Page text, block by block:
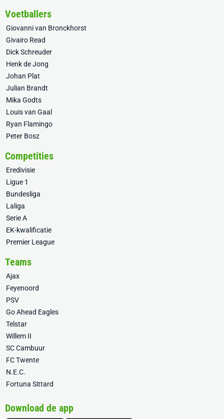
Voetballers
Giovanni van Bronckhorst
Givairo Read
Dick Schreuder
Henk de Jong
Johan Plat
Julian Brandt
Mika Godts
Louis van Gaal
Ryan Flamingo
Peter Bosz
Competities
Eredivisie
Ligue 1
Bundesliga
Laliga
Serie A
EK-kwalificatie
Premier League
Teams
Ajax
Feyenoord
PSV
Go Ahead Eagles
Telstar
Willem II
SC Cambuur
FC Twente
N.E.C.
Fortuna Sittard
Download de app